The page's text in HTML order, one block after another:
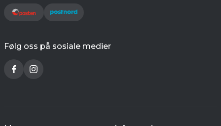
Følg oss på sosiale medier